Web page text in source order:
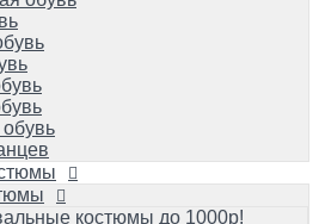
Деда Мороза и Снегурочки
профессий и военных игровые
карнавальные к масленице
зверей карнавальные
героев популярных мультиков
супергерои
сказочных персонажей для
взрослых
и народные костюмы
костюмы до 1000р!